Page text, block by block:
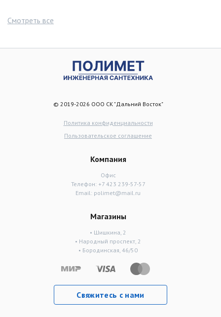
Смотреть все
© 2019-2026 ООО СК "Дальний Восток"
Политика конфиденциальности
Пользовательское соглашение
Компания
Офис
Телефон: +7 423 239-57-57
Email: polimet@mail.ru
Магазины
• Шишкина, 2
• Народный проспект, 2
• Бородинская, 46/50
Свяжитесь с нами